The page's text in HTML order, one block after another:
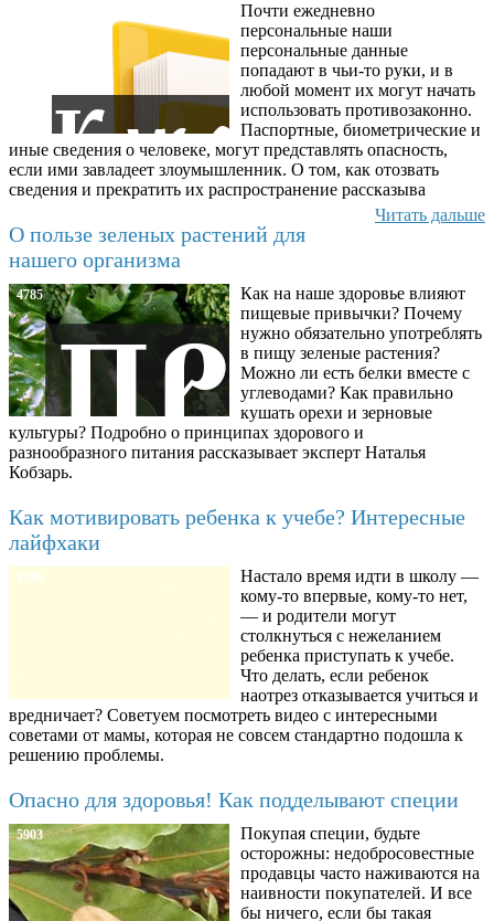
Почти ежедневно
персональные наши
персональные данные
попадают в чьи-то руки, и в
любой момент их могут начать
использовать противозаконно.
Паспортные, биометрические и
иные сведения о человеке, могут представлять опасность,
если ими завладеет злоумышленник. О том, как отозвать
сведения и прекратить их распространение рассказыва
Читать дальше
О пользе зеленых растений для
нашего организма
4785
Как на наше здоровье влияют
пищевые привычки? Почему
нужно обязательно употреблять
в пищу зеленые растения?
Можно ли есть белки вместе с
углеводами? Как правильно
кушать орехи и зерновые
культуры? Подробно о принципах здорового и
разнообразного питания рассказывает эксперт Наталья
Кобзарь.
Как мотивировать ребенка к учебе? Интересные
лайфхаки
8780
Настало время идти в школу —
кому-то впервые, кому-то нет,
— и родители могут
столкнуться с нежеланием
ребенка приступать к учебе.
Что делать, если ребенок
наотрез отказывается учиться и
вредничает? Советуем посмотреть видео с интересными
советами от мамы, которая не совсем стандартно подошла к
решению проблемы.
Опасно для здоровья! Как подделывают специи
5903
Покупая специи, будьте
осторожны: недобросовестные
продавцы часто наживаются на
наивности покупателей. И все
бы ничего, если бы такая